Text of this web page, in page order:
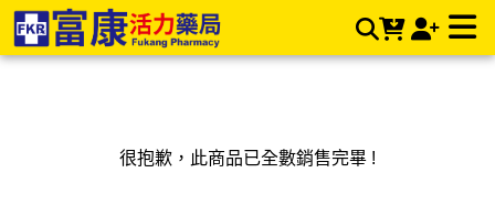
富康活力藥局購物商城〡值得您信賴的連鎖藥局 | 富康活力藥局
購物商城
很抱歉，此商品已全數銷售完畢 !